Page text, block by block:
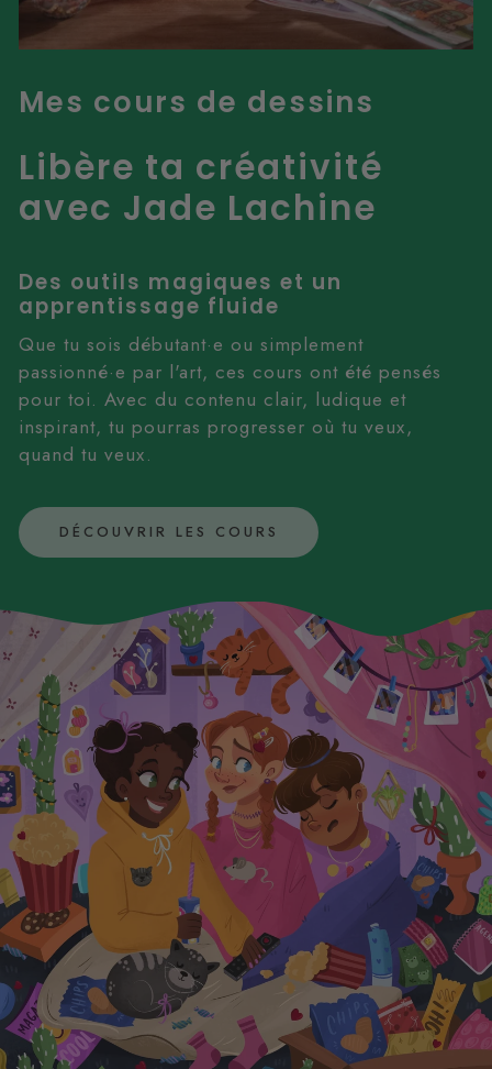
Mes cours de dessins
Libère ta créativité
avec Jade Lachine
Des outils magiques et un
apprentissage fluide
Que tu sois débutant·e ou simplement
passionné·e par l'art, ces cours ont été pensés
pour toi. Avec du contenu clair, ludique et
inspirant, tu pourras progresser où tu veux,
quand tu veux.
DÉCOUVRIR LES COURS